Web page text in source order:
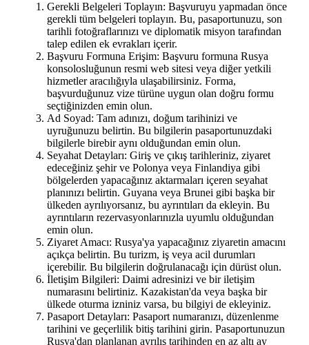
Gerekli Belgeleri Toplayın: Başvuruyu yapmadan önce
gerekli tüm belgeleri toplayın. Bu, pasaportunuzu, son
tarihli fotoğraflarınızı ve diplomatik misyon tarafından
talep edilen ek evrakları içerir.
Başvuru Formuna Erişim: Başvuru formuna Rusya
konsolosluğunun resmi web sitesi veya diğer yetkili
hizmetler aracılığıyla ulaşabilirsiniz. Forma,
başvurduğunuz vize türüne uygun olan doğru formu
seçtiğinizden emin olun.
Ad Soyad: Tam adınızı, doğum tarihinizi ve
uyruğunuzu belirtin. Bu bilgilerin pasaportunuzdaki
bilgilerle birebir aynı olduğundan emin olun.
Seyahat Detayları: Giriş ve çıkış tarihleriniz, ziyaret
edeceğiniz şehir ve Polonya veya Finlandiya gibi
bölgelerden yapacağınız aktarmaları içeren seyahat
planınızı belirtin. Guyana veya Brunei gibi başka bir
ülkeden ayrılıyorsanız, bu ayrıntıları da ekleyin. Bu
ayrıntıların rezervasyonlarınızla uyumlu olduğundan
emin olun.
Ziyaret Amacı: Rusya'ya yapacağınız ziyaretin amacını
açıkça belirtin. Bu turizm, iş veya acil durumları
içerebilir. Bu bilgilerin doğrulanacağı için dürüst olun.
İletişim Bilgileri: Daimi adresinizi ve bir iletişim
numarasını belirtiniz. Kazakistan'da veya başka bir
ülkede oturma izniniz varsa, bu bilgiyi de ekleyiniz.
Pasaport Detayları: Pasaport numaranızı, düzenlenme
tarihini ve geçerlilik bitiş tarihini girin. Pasaportunuzun
Rusya'dan planlanan ayrılış tarihinden en az altı ay